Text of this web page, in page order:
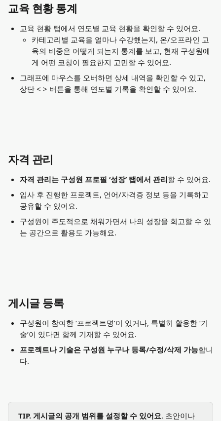
교육 현황 통계
교육 현황 탭에서 연도별 교육 현황을 확인할 수 있어요.
카테고리별 교육을 얼마나 수강했는지, 온/오프라인 교
육의 비중은 어떻게 되는지 통계를 보고, 현재 구성원에
게 어떤 코칭이 필요한지 고민할 수 있어요.
그래프에 마우스를 오버하면 상세 내역을 확인할 수 있고,
상단 < > 버튼을 통해 연도별 기록을 확인할 수 있어요.
자격 관리
자격 관리는 구성원 프로필 ‘성장’ 탭에서 관리할 수 있어요.
입사 후 진행한 프로젝트, 언어/자격증 정보 등을 기록하고
공유할 수 있어요.
구성원이 주도적으로 채워가면서 나의 성장을 회고할 수 있
는 공간으로 활용도 가능해요.
게시글 등록
구성원이 참여한 ‘프로젝트명’이 있거나, 특별히 활용한 ‘기
술’이 있다면 함께 기재할 수 있어요.
프로젝트나 기술은 구성원 누구나 등록/수정/삭제 가능합니
다.
TIP. 게시글의 공개 범위를 설정할 수 있어요. 초안이나